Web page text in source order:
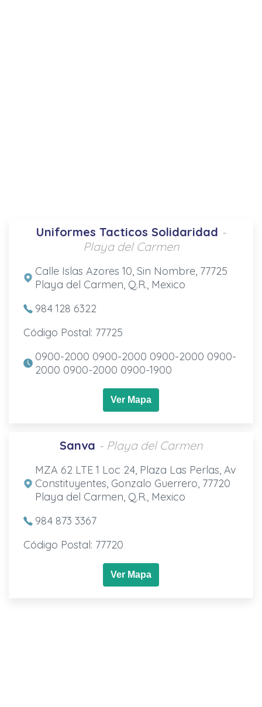
Uniformes Tacticos Solidaridad -
Playa del Carmen
Calle Islas Azores 10, Sin Nombre, 77725
Playa del Carmen, Q.R., Mexico
984 128 6322
Código Postal: 77725
0900-2000 0900-2000 0900-2000 0900-
2000 0900-2000 0900-1900
Ver Mapa
Sanva - Playa del Carmen
MZA 62 LTE 1 Loc 24, Plaza Las Perlas, Av
Constituyentes, Gonzalo Guerrero, 77720
Playa del Carmen, Q.R., Mexico
984 873 3367
Código Postal: 77720
Ver Mapa